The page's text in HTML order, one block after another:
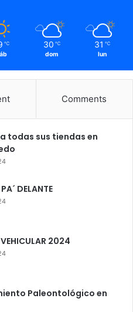
℃ 30 ℃
dom
31 ℃
lun
Comments
todas sus tiendas en
DELANTE
VEHICULAR 2024
Paleontológico en